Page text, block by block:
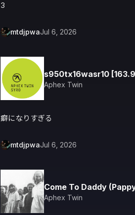
3
mtdjpwaJul 6, 2026
s950tx16wasr10
Aphex Twin
癖になりすぎる
mtdjpwaJul 6, 2026
Come To Daddy
Aphex Twin